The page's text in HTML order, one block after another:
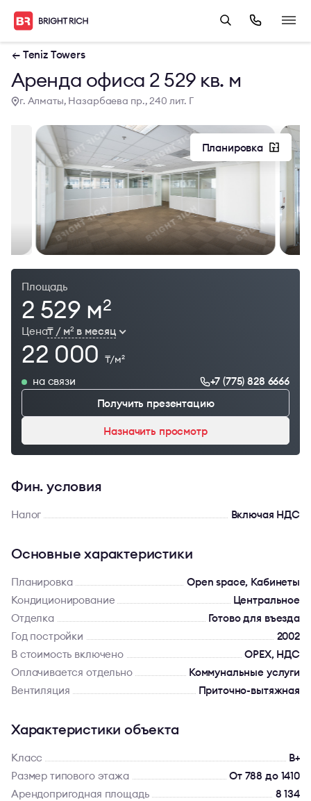
← Teniz Towers
Аренда офиса 2 529 кв. м
г. Алматы, Назарбаева пр., 240 лит. Г
Планировка
Площадь
2 529 м2
Цена₸ / м2в месяц
22 000 ₸/м2
на связи
+7 (775) 828 6666
Получить презентацию
Назначить просмотр
Фин. условия
Налог Включая НДС
Основные характеристики
Планировка
Open space, Кабинеты
Кондиционирование
Центральное
Отделка
Готово для въезда
Год постройки
2002
В стоимость включено
OPEX, НДС
Оплачивается отдельно
Коммунальные услуги
Вентиляция
Приточно-вытяжная
Характеристики объекта
Класс
B+
Размер типового этажа
От 788 до 1410
Арендопригодная площадь
8 134